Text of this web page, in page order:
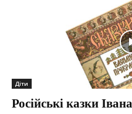
Діти
Російські казки